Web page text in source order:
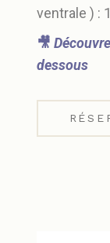
ventrale ) :
🎥
dessous